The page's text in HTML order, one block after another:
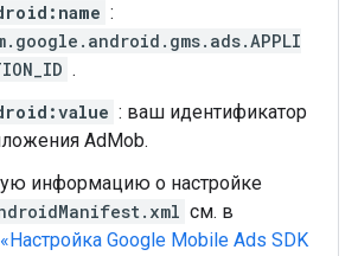
:
.
: ваш идентификатор
AdMob.
информацию о настройке
см. в
«Настройка Google Mobile Ads SDK